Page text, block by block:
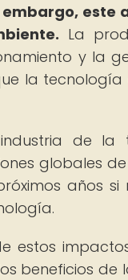
embargo, este
La
y la
la
de la
globales
años
estos
beneficios